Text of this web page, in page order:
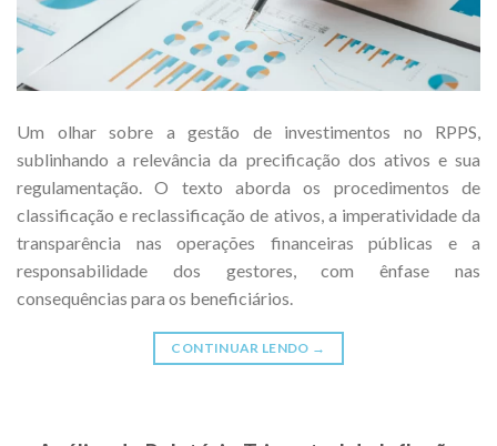
Um olhar sobre a gestão de investimentos no RPPS,
sublinhando a relevância da precificação dos ativos e sua
regulamentação. O texto aborda os procedimentos de
classificação e reclassificação de ativos, a imperatividade da
transparência nas operações financeiras públicas e a
responsabilidade dos gestores, com ênfase nas
consequências para os beneficiários.
CONTINUAR LENDO →